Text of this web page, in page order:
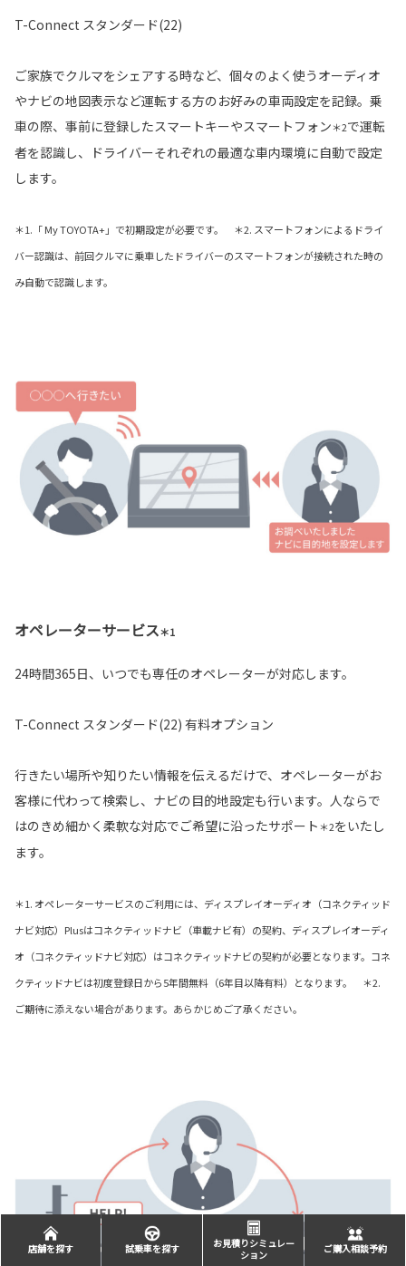
T-Connect スタンダード(22)
ご家族でクルマをシェアする時など、個々のよく使うオーディオ
やナビの地図表示など運転する方のお好みの車両設定を記録。乗
車の際、事前に登録したスマートキーやスマートフォン＊2で運転
者を認識し、ドライバーそれぞれの最適な車内環境に自動で設定
します。
＊1.「 My TOYOTA+」で初期設定が必要です。 ＊2. スマートフォンによるドライ
バー認識は、前回クルマに乗車したドライバーのスマートフォンが接続された時の
み自動で認識します。
オペレーターサービス＊1
24時間365日、いつでも専任のオペレーターが対応します。
T-Connect スタンダード(22) 有料オプション
行きたい場所や知りたい情報を伝えるだけで、オペレーターがお
客様に代わって検索し、ナビの目的地設定も行います。人ならで
はのきめ細かく柔軟な対応でご希望に沿ったサポート ＊2をいたし
ます。
＊1. オペレーターサービスのご利用には、ディスプレイオーディオ（コネクティッド
ナビ対応）Plusはコネクティッドナビ（車載ナビ有）の契約、ディスプレイオーディ
オ（コネクティッドナビ対応）はコネクティッドナビの契約が必要となります。コネ
クティッドナビは初度登録日から5年間無料（6年目以降有料）となります。 ＊2.
ご期待に添えない場合があります。あらかじめご了承ください。
店舗を探す 試乗車を探す
お見積りシミュレー
ション
ご購入相談予約